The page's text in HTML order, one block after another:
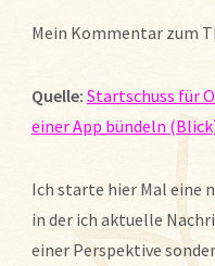
Mein Kommentar zum
Quelle: Startschuss für
einer App bündeln
Ich starte hier Mal eine
in der ich aktuelle
einer Perspektive